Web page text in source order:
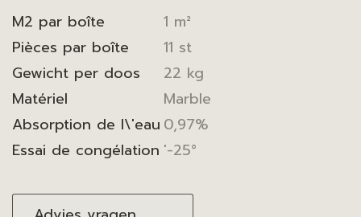
M2 par boîte
1 m²
Pièces par boîte
11 st
Gewicht per doos
22 kg
Matériel
Marble
Absorption de l\'eau 0,97%
Essai de congélation '-25°